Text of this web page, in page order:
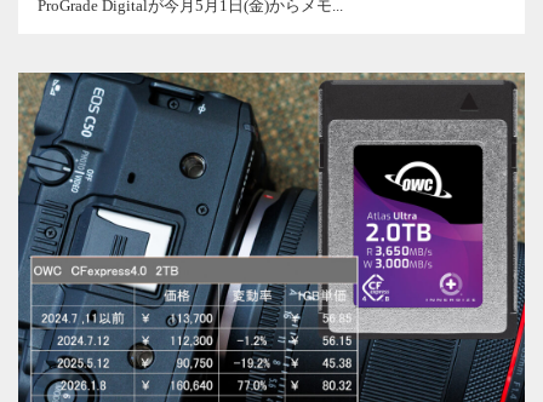
ProGrade Digitalが今月5月1日(金)からメモ...